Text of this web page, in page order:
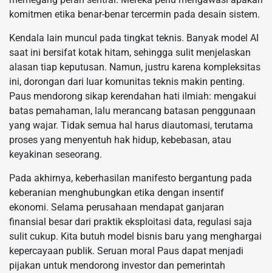
komitmen etika benar-benar tercermin pada desain sistem.
Kendala lain muncul pada tingkat teknis. Banyak model AI
saat ini bersifat kotak hitam, sehingga sulit menjelaskan
alasan tiap keputusan. Namun, justru karena kompleksitas
ini, dorongan dari luar komunitas teknis makin penting.
Paus mendorong sikap kerendahan hati ilmiah: mengakui
batas pemahaman, lalu merancang batasan penggunaan
yang wajar. Tidak semua hal harus diautomasi, terutama
proses yang menyentuh hak hidup, kebebasan, atau
keyakinan seseorang.
Pada akhirnya, keberhasilan manifesto bergantung pada
keberanian menghubungkan etika dengan insentif
ekonomi. Selama perusahaan mendapat ganjaran
finansial besar dari praktik eksploitasi data, regulasi saja
sulit cukup. Kita butuh model bisnis baru yang menghargai
kepercayaan publik. Seruan moral Paus dapat menjadi
pijakan untuk mendorong investor dan pemerintah